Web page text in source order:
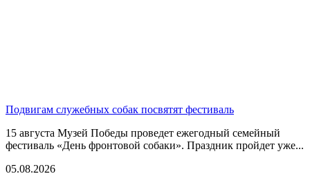
Подвигам служебных собак посвятят фестиваль
15 августа Музей Победы проведет ежегодный семейный
фестиваль «День фронтовой собаки». Праздник пройдет уже...
05.08.2026